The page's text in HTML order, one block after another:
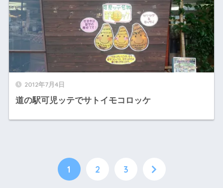
2012年7月4日
道の駅可児ッテでサトイモコロッケ
1 2 3